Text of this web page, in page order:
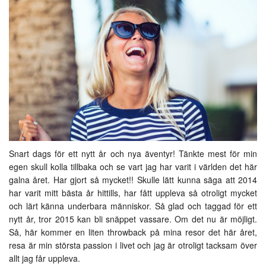
Snart dags för ett nytt år och nya äventyr! Tänkte mest för min
egen skull kolla tillbaka och se vart jag har varit i världen det här
galna året. Har gjort så mycket!! Skulle lätt kunna säga att 2014
har varit mitt bästa år hittills, har fått uppleva så otroligt mycket
och lärt känna underbara människor. Så glad och taggad för ett
nytt år, tror 2015 kan bli snäppet vassare. Om det nu är möjligt.
Så, här kommer en liten throwback på mina resor det här året,
resa är min största passion i livet och jag är otroligt tacksam över
allt jag får uppleva.